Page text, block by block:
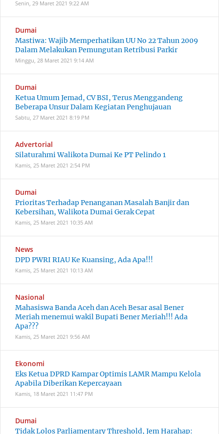
Senin, 29 Maret 2021 9:22 AM
Dumai
Mastiwa: Wajib Memperhatikan UU No 22 Tahun 2009
Dalam Melakukan Pemungutan Retribusi Parkir
Minggu, 28 Maret 2021 9:14 AM
Dumai
Ketua Umum Jemad, CV BSI, Terus Menggandeng
Beberapa Unsur Dalam Kegiatan Penghujauan
Sabtu, 27 Maret 2021 8:19 PM
Advertorial
Silaturahmi Walikota Dumai Ke PT Pelindo 1
Kamis, 25 Maret 2021 2:54 PM
Dumai
Prioritas Terhadap Penanganan Masalah Banjir dan
Kebersihan, Walikota Dumai Gerak Cepat
Kamis, 25 Maret 2021 10:35 AM
News
DPD PWRI RIAU Ke Kuansing, Ada Apa!!!
Kamis, 25 Maret 2021 10:13 AM
Nasional
Mahasiswa Banda Aceh dan Aceh Besar asal Bener
Meriah menemui wakil Bupati Bener Meriah!!! Ada
Apa???
Kamis, 25 Maret 2021 9:56 AM
Ekonomi
Eks Ketua DPRD Kampar Optimis LAMR Mampu Kelola
Apabila Diberikan Kepercayaan
Kamis, 18 Maret 2021 11:47 PM
Dumai
Tidak Lolos Parliamentary Threshold, Jem Harahap: